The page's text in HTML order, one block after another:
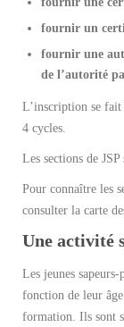
fournir un
fournir une
de l’autorité
L’inscription se
4 cycles.
Les sections de
Pour connaître les
consulter la carte
Une activité
Les jeunes
fonction de leur
formation. Ils sont